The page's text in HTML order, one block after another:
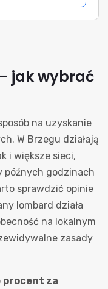
jak wybrać
na uzyskanie
W Brzegu działają
i większe sieci,
późnych godzinach
sprawdzić opinie
lombard działa
na lokalnym
zasady
procent za